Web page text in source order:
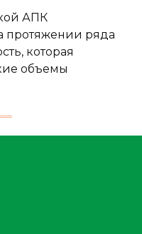
АПК
протяжении ряда
которая
объемы